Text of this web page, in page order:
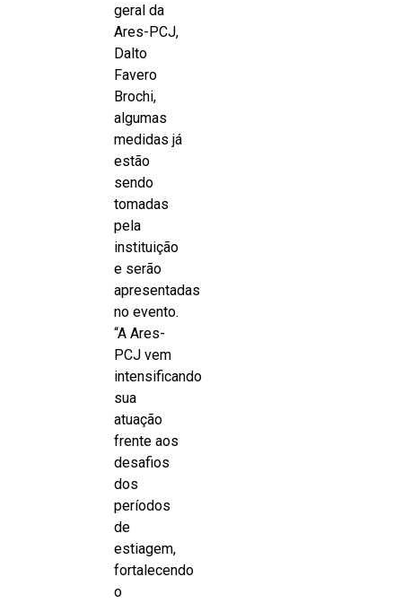
geral da
Ares-PCJ,
Dalto
Favero
Brochi,
algumas
medidas já
estão
sendo
tomadas
pela
instituição
e serão
apresentadas
no evento.
“A Ares-
PCJ vem
intensificando
sua
atuação
frente aos
desafios
dos
períodos
de
estiagem,
fortalecendo
o